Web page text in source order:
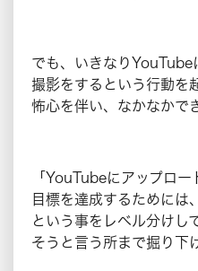
でも、いきなりYouTube
撮影をするという行動を
怖心を伴い、なかなかで
「YouTubeにアップロ
目標を達成するためには
という事をレベル分けし
そうと言う所まで掘り下